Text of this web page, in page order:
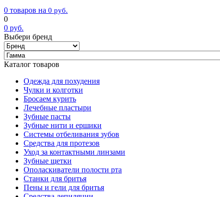
0 товаров на 0 руб.
0
0 руб.
Выбери бренд
Каталог товаров
Одежда для похудения
Чулки и колготки
Бросаем курить
Лечебные пластыри
Зубные пасты
Зубные нити и ершики
Системы отбеливания зубов
Средства для протезов
Уход за контактными линзами
Зубные щетки
Ополаскиватели полости рта
Станки для бритья
Пены и гели для бритья